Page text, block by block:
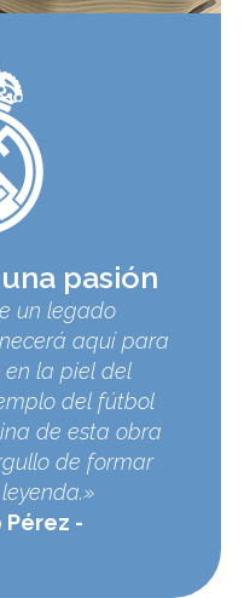
pasión
un legado
aquí para
en la piel del
del fútbol
de esta obra
de formar